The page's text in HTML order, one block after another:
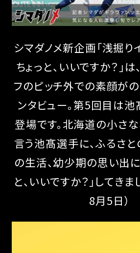
シマダノメ新企画「浅掘
ちょっと、いいですか？」
フのピッチ外での素顔がの
ンタビュー。第5回目は
登場です。北海道の小さ
言う池髙選手に、ふるさと
の生活、幼少期の思い出に
と、いいですか？」してきま
8月5日）